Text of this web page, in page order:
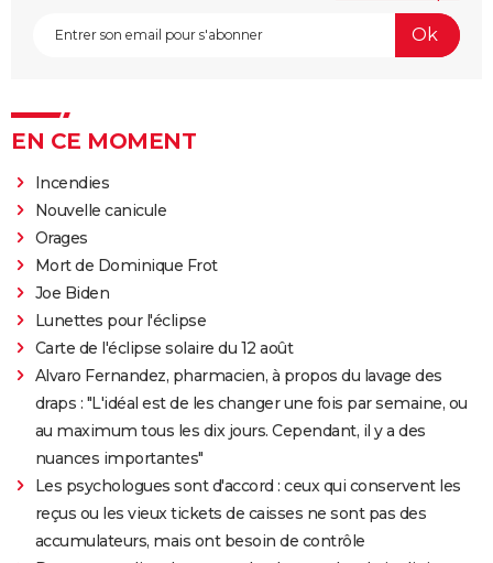
EN CE MOMENT
Incendies
Nouvelle canicule
Orages
Mort de Dominique Frot
Joe Biden
Lunettes pour l'éclipse
Carte de l'éclipse solaire du 12 août
Alvaro Fernandez, pharmacien, à propos du lavage des
draps : "L'idéal est de les changer une fois par semaine, ou
au maximum tous les dix jours. Cependant, il y a des
nuances importantes"
Les psychologues sont d'accord : ceux qui conservent les
reçus ou les vieux tickets de caisses ne sont pas des
accumulateurs, mais ont besoin de contrôle